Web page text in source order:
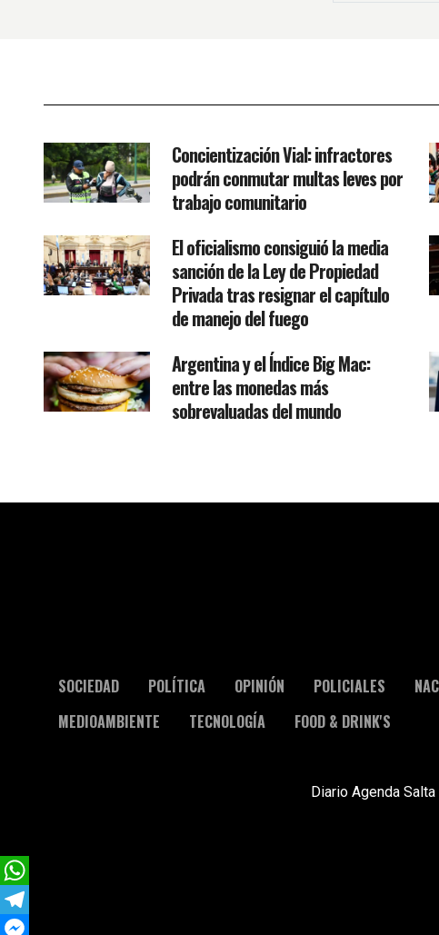
Concientización Vial: infractores
podrán conmutar multas leves por
trabajo comunitario
El oficialismo consiguió la media
sanción de la Ley de Propiedad
Privada tras resignar el capítulo
de manejo del fuego
Argentina y el Índice Big Mac:
entre las monedas más
sobrevaluadas del mundo
SOCIEDAD POLÍTICA OPINIÓN POLICIALES
MEDIOAMBIENTE
TECNOLOGÍA FOOD & DRINK'S
Diario Agenda
WhatsApp
Telegram